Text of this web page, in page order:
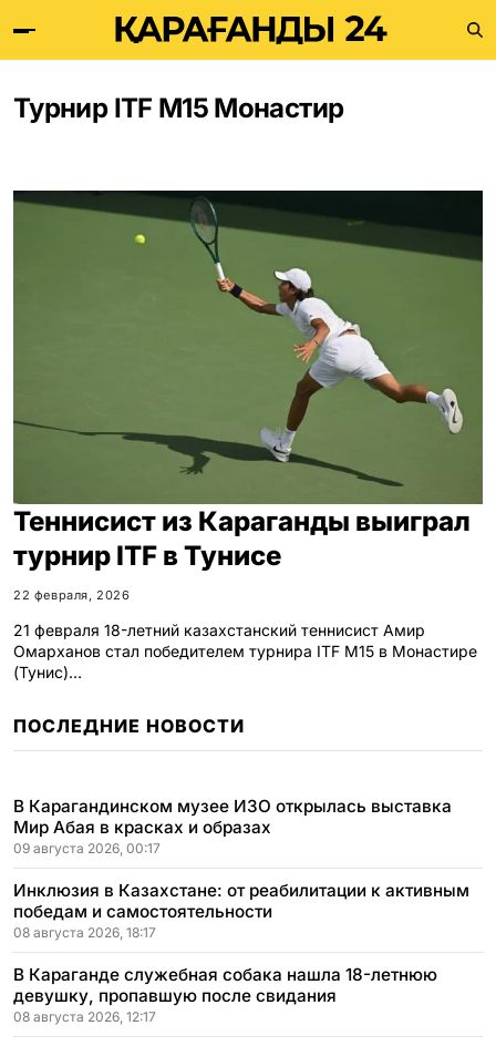
Турнир ITF M15 Монастир
Теннисист из Караганды выиграл
турнир ITF в Тунисе
22 февраля, 2026
21 февраля 18-летний казахстанский теннисист Амир
Омарханов стал победителем турнира ITF M15 в Монастире
(Тунис)…
ПОСЛЕДНИЕ НОВОСТИ
В Карагандинском музее ИЗО открылась выставка
Мир Абая в красках и образах
09 августа 2026, 00:17
Инклюзия в Казахстане: от реабилитации к активным
победам и самостоятельности
08 августа 2026, 18:17
В Караганде служебная собака нашла 18-летнюю
девушку, пропавшую после свидания
08 августа 2026, 12:17